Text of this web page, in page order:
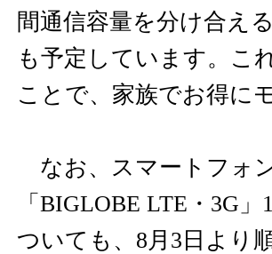
間通信容量を分け合え
も予定しています。こ
ことで、家族でお得に
なお、スマートフォ
「BIGLOBE LTE・3G
ついても、8月3日より